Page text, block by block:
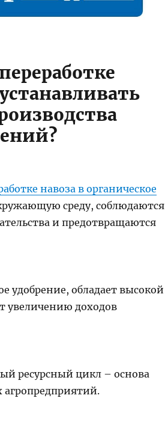
навоза в органическое
среду, соблюдаются
и предотвращаются
удобрение, обладает высокой
увеличению доходов
ресурсный цикл – основа
агропредприятий.